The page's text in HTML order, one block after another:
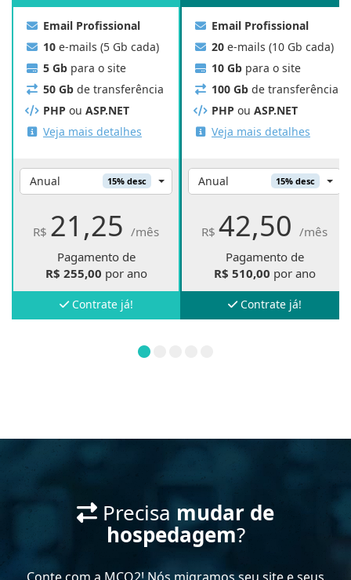
Email Profissional
10 e-mails (5 Gb cada)
5 Gb para o site
50 Gb de transferência
PHP ou ASP.NET
Veja mais detalhes
Anual 15% desc
R$ 21,25 /mês
Pagamento de
R$ 255,00 por ano
Contrate já!
Email Profissional
20 e-mails (10 Gb cada)
10 Gb para o site
100 Gb de transferência
PHP ou ASP.NET
Veja mais detalhes
Anual 15% desc
R$ 42,50 /mês
Pagamento de
R$ 510,00 por ano
Contrate já!
Precisa mudar de
hospedagem?